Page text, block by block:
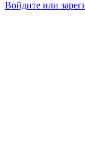
Войдите или